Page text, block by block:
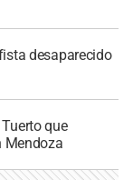
desaparecido
que
Mendoza